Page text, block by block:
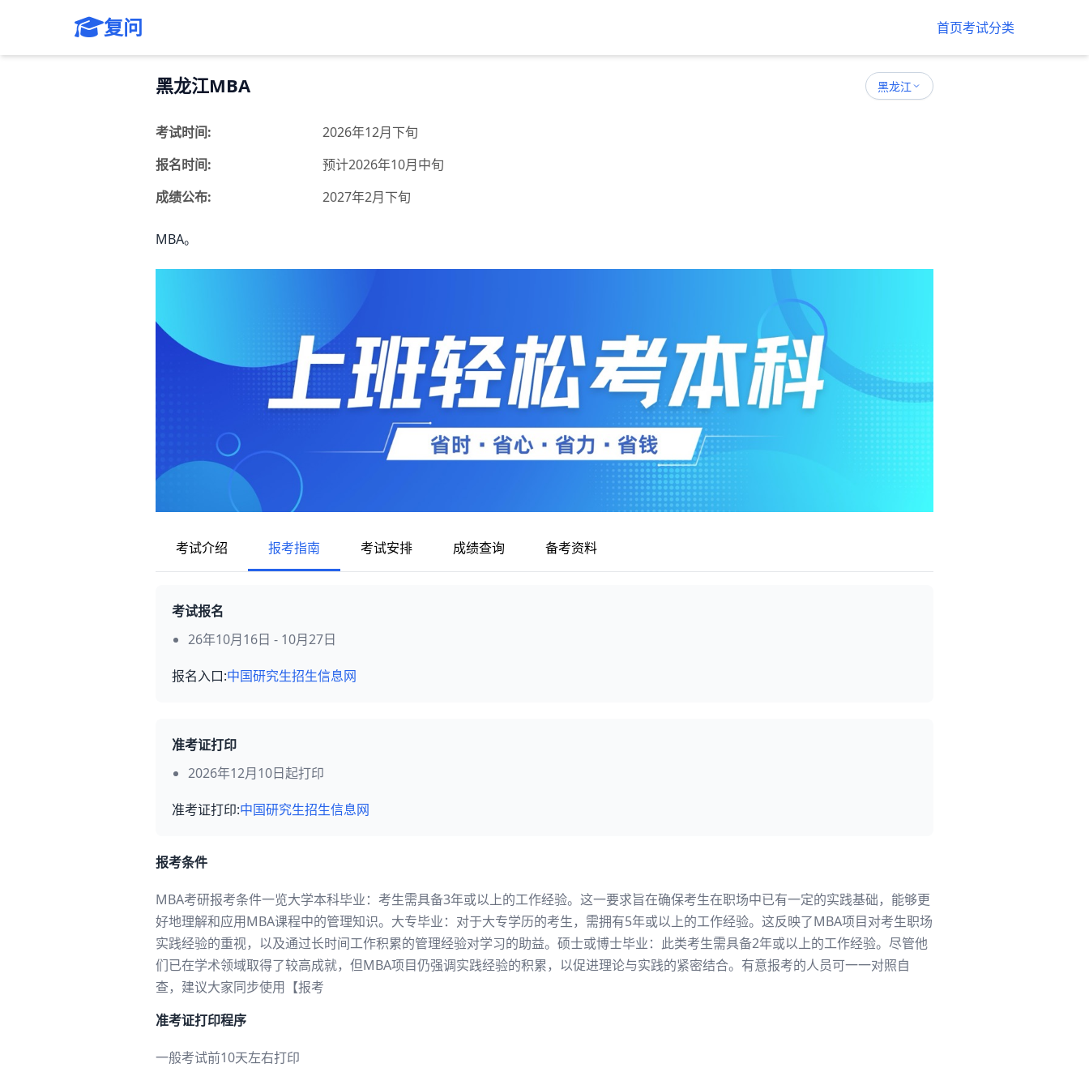
复问 首页考试分类
黑龙江MBA 黑龙江
考试时间:
2026年12月下旬
报名时间:
预计2026年10月中旬
成绩公布:
2027年2月下旬
MBA。
考试介绍 报考指南 考试安排 成绩查询 备考资料
考试报名
26年10月16日 - 10月27日
报名入口:中国研究生招生信息网
准考证打印
2026年12月10日起打印
准考证打印:中国研究生招生信息网
报考条件
MBA考研报考条件一览大学本科毕业：考生需具备3年或以上的工作经验。这一要求旨在确保考生在职场中已有一定的实践基础，能够更
好地理解和应用MBA课程中的管理知识。大专毕业：对于大专学历的考生，需拥有5年或以上的工作经验。这反映了MBA项目对考生职场
实践经验的重视，以及通过长时间工作积累的管理经验对学习的助益。硕士或博士毕业：此类考生需具备2年或以上的工作经验。尽管他
们已在学术领域取得了较高成就，但MBA项目仍强调实践经验的积累，以促进理论与实践的紧密结合。有意报考的人员可一一对照自
查，建议大家同步使用【报考
准考证打印程序
一般考试前10天左右打印